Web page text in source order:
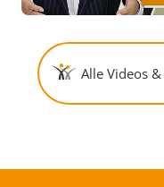
By
www.youtube-
transmit
Alle Videos